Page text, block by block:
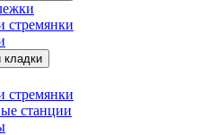
стремянки
кладки
стремянки
станции